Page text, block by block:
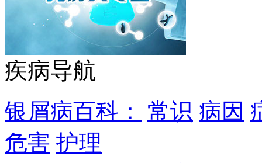
疾病导航
银屑病百科：
常识 病因
危害 护理